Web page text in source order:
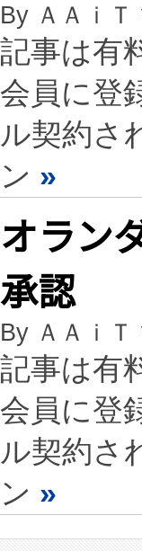
By ＡＡｉＴ
記事は有
会員に登
ル契約さ
ン »
オラン
承認
By ＡＡｉＴ
記事は有
会員に登
ル契約さ
ン »